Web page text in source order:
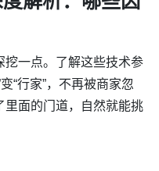
挖一点。了解这些技术参
“行家”，不再被商家忽
里面的门道，自然就能挑